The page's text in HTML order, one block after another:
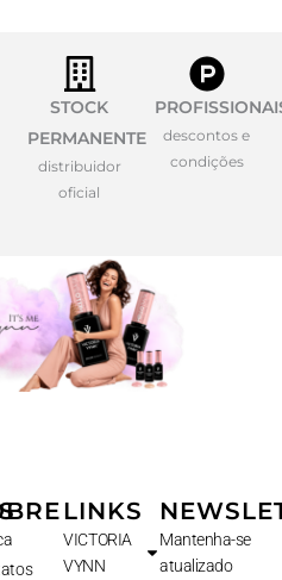
STOCK
PERMANENTE
distribuidor
oficial
descontos e
condições
LINKS
VICTORIA
VYNN
Mantenha-se
atualizado